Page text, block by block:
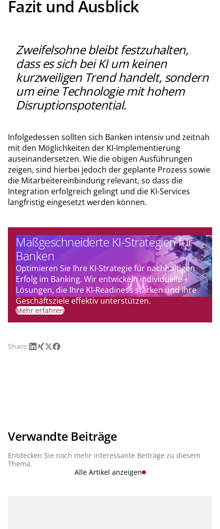
Fazit und Ausblick
Zweifelsohne bleibt festzuhalten,
dass es sich bei KI um keinen
kurzweiligen Trend handelt, sondern
um eine Technologie mit hohem
Disruptionspotential.
Infolgedessen sollten sich Banken intensiv und zeitnah
mit den Möglichkeiten der KI-Implementierung
auseinandersetzen. Wie die obigen Ausführungen
zeigen, sind hierbei jedoch der geplante Prozess sowie
die Mitarbeitereinbindung relevant, so dass die
Integration erfolgreich gelingt und die KI-Services
langfristig eingesetzt werden können.
Maßgeschneiderte KI-Strategien für
Banken
Optimieren Sie Ihre KI-Strategie für nachhaltigen
Erfolg im Banking. Wir entwickeln individuelle
Lösungen, die Ihre KI-Readiness stärken und Ihre
Geschäftsziele effektiv unterstützen.
Mehr erfahren
Share:LinkedIn
Xing
X Facebook
Verwandte Beiträge
Entdecken Sie noch mehr interessante Beiträge zu diesem
Thema.
Alle Artikel anzeigen